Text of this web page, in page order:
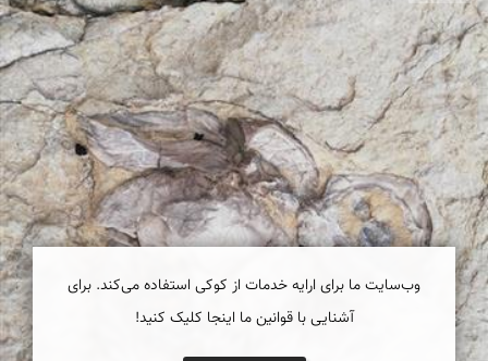
وب‌سایت ما برای ارایه خدمات از کوکی استفاده می‌کند. برای
آشنایی با قوانین ما اینجا کلیک کنید!